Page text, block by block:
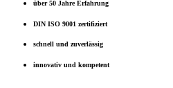
über 50 Jahre Erfahrung
DIN ISO 9001 zertifiziert
schnell und zuverlässig
innovativ und kompetent